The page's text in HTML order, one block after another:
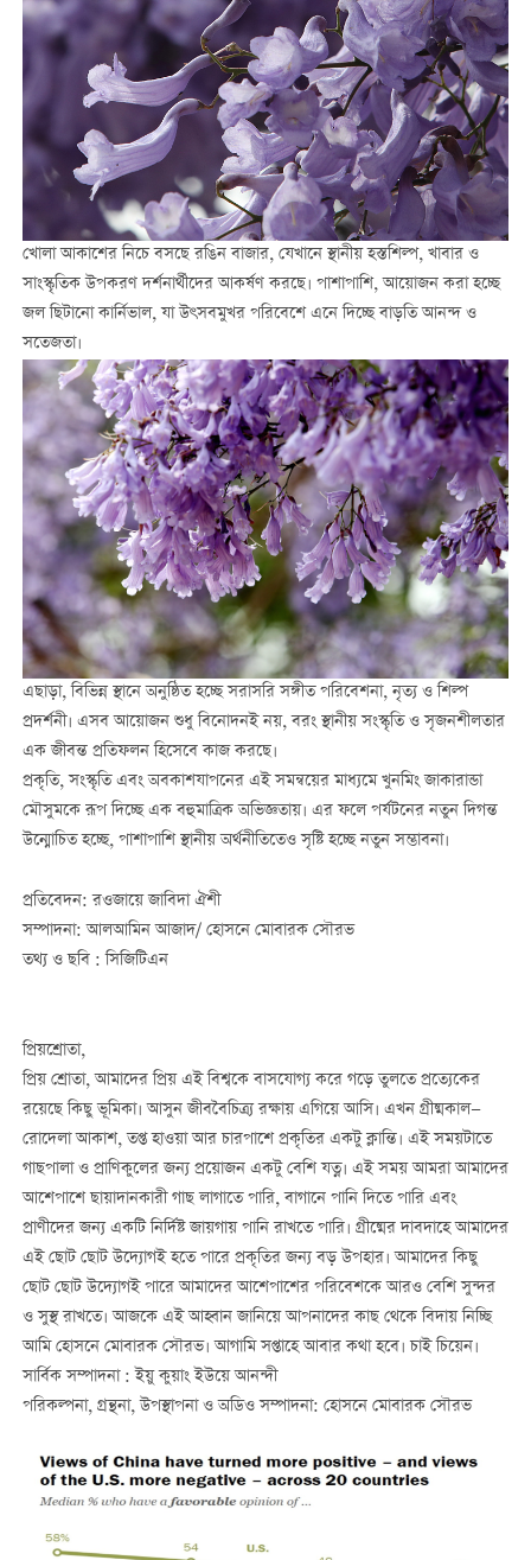
খোলা আকাশের নিচে বসছে রঙিন বাজার, যেখানে স্থানীয় হস্তশিল্প, খাবার ও
সাংস্কৃতিক উপকরণ দর্শনার্থীদের আকর্ষণ করছে। পাশাপাশি, আয়োজন করা হচ্ছে
জল ছিটানো কার্নিভাল, যা উৎসবমুখর পরিবেশে এনে দিচ্ছে বাড়তি আনন্দ ও
সতেজতা।
এছাড়া, বিভিন্ন স্থানে অনুষ্ঠিত হচ্ছে সরাসরি সঙ্গীত পরিবেশনা, নৃত্য ও শিল্প
প্রদর্শনী। এসব আয়োজন শুধু বিনোদনই নয়, বরং স্থানীয় সংস্কৃতি ও সৃজনশীলতার
এক জীবন্ত প্রতিফলন হিসেবে কাজ করছে।
প্রকৃতি, সংস্কৃতি এবং অবকাশযাপনের এই সমন্বয়ের মাধ্যমে খুনমিং জাকারান্ডা
মৌসুমকে রূপ দিচ্ছে এক বহুমাত্রিক অভিজ্ঞতায়। এর ফলে পর্যটনের নতুন দিগন্ত
উন্মোচিত হচ্ছে, পাশাপাশি স্থানীয় অর্থনীতিতেও সৃষ্টি হচ্ছে নতুন সম্ভাবনা।
প্রতিবেদন: রওজায়ে জাবিদা ঐশী
সম্পাদনা: আলআমিন আজাদ/ হোসনে মোবারক সৌরভ
তথ্য ও ছবি : সিজিটিএন
প্রিয়শ্রোতা,
প্রিয় শ্রোতা, আমাদের প্রিয় এই বিশ্বকে বাসযোগ্য করে গড়ে তুলতে প্রত্যেকের
রয়েছে কিছু ভূমিকা। আসুন জীববৈচিত্র্য রক্ষায় এগিয়ে আসি। এখন গ্রীষ্মকাল—
রোদেলা আকাশ, তপ্ত হাওয়া আর চারপাশে প্রকৃতির একটু ক্লান্তি। এই সময়টাতে
গাছপালা ও প্রাণিকুলের জন্য প্রয়োজন একটু বেশি যত্ন। এই সময় আমরা আমাদের
আশেপাশে ছায়াদানকারী গাছ লাগাতে পারি, বাগানে পানি দিতে পারি এবং
প্রাণীদের জন্য একটি নির্দিষ্ট জায়গায় পানি রাখতে পারি। গ্রীষ্মের দাবদাহে আমাদের
এই ছোট ছোট উদ্যোগই হতে পারে প্রকৃতির জন্য বড় উপহার। আমাদের কিছু
ছোট ছোট উদ্যোগই পারে আমাদের আশেপাশের পরিবেশকে আরও বেশি সুন্দর
ও সুস্থ রাখতে। আজকে এই আহ্বান জানিয়ে আপনাদের কাছ থেকে বিদায় নিচ্ছি
আমি হোসনে মোবারক সৌরভ। আগামি সপ্তাহে আবার কথা হবে। চাই চিয়েন।
সার্বিক সম্পাদনা : ইয়ু কুয়াং ইউয়ে আনন্দী
পরিকল্পনা, গ্রন্থনা, উপস্থাপনা ও অডিও সম্পাদনা: হোসনে মোবারক সৌরভ